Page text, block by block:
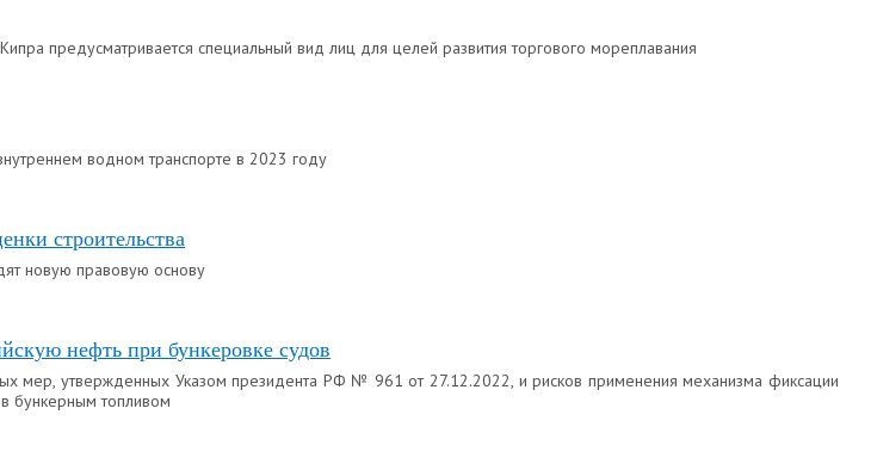
предусматривается специальный вид лиц для целей развития торгового мореплавания
водном транспорте в 2023 году
строительства
новую правовую основу
нефть при бункеровке судов
мер, утвержденных Указом президента РФ № 961 от 27.12.2022, и рисков применения механизма фиксации
бункерным топливом